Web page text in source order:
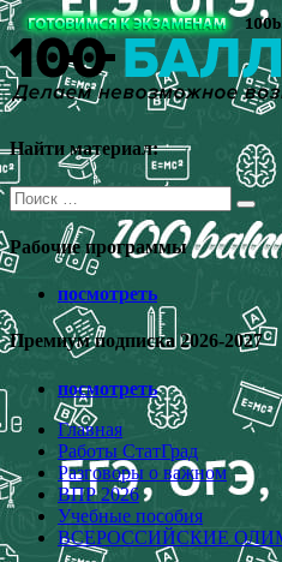
Перейти
к
содержимому
Найти материал:
Поиск
для:
Рабочие программы
посмотреть
Премиум подписка 2026-2027
посмотреть
Главная
Работы СтатГрад
Разговоры о важном
ВПР 2026
Учебные пособия
ВСЕРОССИЙСКИЕ